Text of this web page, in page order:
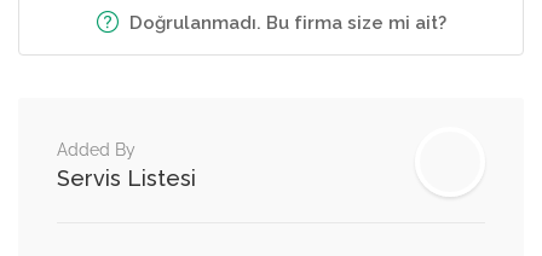
Doğrulanmadı. Bu firma size mi ait?
Added By
Servis Listesi